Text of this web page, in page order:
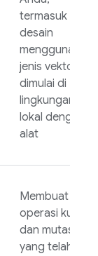
termasuk
desain
menggunakan
jenis vektor,
dimulai di
lingkungan
lokal dengan
alat
Membuat
operasi kueri
dan mutasi
yang telah